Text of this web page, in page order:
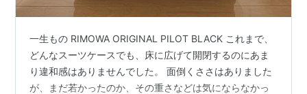
一生もの RIMOWA ORIGINAL PILOT BLACK これまで、
どんなスーツケースでも、床に広げて開閉するのにあま
り違和感はありませんでした。 面倒くささはありました
が、まだ若かったのか、その重さなどは気にならなかっ